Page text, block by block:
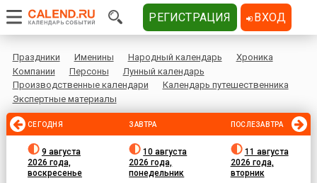
Праздники Именины Народный календарь
Хроника
Компании
Персоны
Лунный календарь
Производственные календари
Календарь путешественника
Экспертные материалы
СЕГОДНЯ
9 августа
2026 года,
воскресенье
ЗАВТРА
10 августа
2026 года,
понедельник
ПОСЛЕЗАВТРА
11 августа
2026 года,
вторник
РЕГИСТРАЦИЯ ВХОД